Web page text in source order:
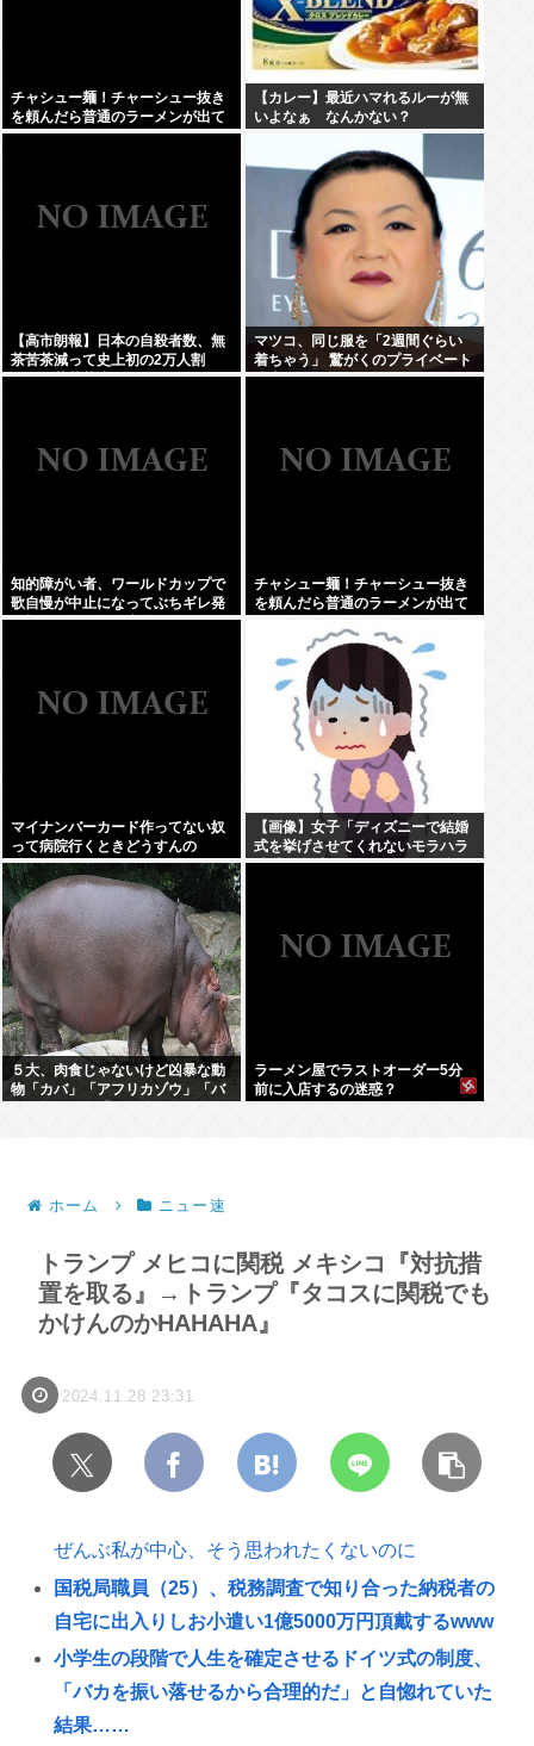
チャシュー麺！チャーシュー抜き
を頼んだら普通のラーメンが出て
きたんだが、これっておかしくね
【カレー】最近ハマれるルーが無
いよなぁ なんかない？
【高市朗報】日本の自殺者数、無
茶苦茶減って史上初の2万人割
れ。無茶苦茶生きやすい国になっ
マツコ、同じ服を「2週間ぐらい
着ちゃう」 驚がくのプライベート
理由を激白
知的障がい者、ワールドカップで
歌自慢が中止になってぶちギレ発
狂親を殴りまくり大暴れwww
チャシュー麺！チャーシュー抜き
を頼んだら普通のラーメンが出て
マイナンバーカード作ってない奴
って病院行くときどうすんの
【画像】女子「ディズニーで結婚
式を挙げさせてくれないモラハラ
彼氏。過呼吸になりました。涙が
５大、肉食じゃないけど凶暴な動
物「カバ」「アフリカゾウ」「バ
ラーメン屋でラストオーダー5分
前に入店するの迷惑？
ホーム ニュー速
トランプ メヒコに関税 メキシコ『対抗措
置を取る』→トランプ『タコスに関税でも
かけんのかHAHAHA』
2024.11.28 23:31
ぜんぶ私が中心、そう思われたくないのに
国税局職員（25）、税務調査で知り合った納税者の
自宅に出入りしお小遣い1億5000万円頂戴するwww
小学生の段階で人生を確定させるドイツ式の制度、
「バカを振い落せるから合理的だ」と自惚れていた
結果……